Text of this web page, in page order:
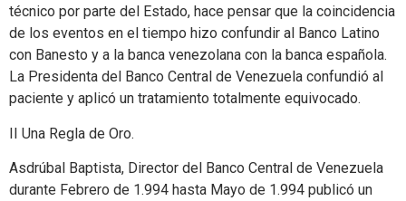
técnico por parte del Estado, hace pensar que la coincidencia
de los eventos en el tiempo hizo confundir al Banco Latino
con Banesto y a la banca venezolana con la banca española.
La Presidenta del Banco Central de Venezuela confundió al
paciente y aplicó un tratamiento totalmente equivocado.
II Una Regla de Oro.
Asdrúbal Baptista, Director del Banco Central de Venezuela
durante Febrero de 1.994 hasta Mayo de 1.994 publicó un